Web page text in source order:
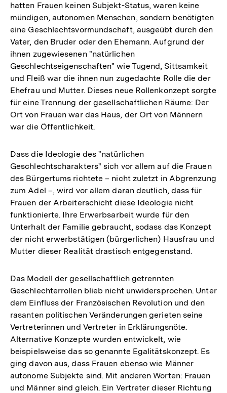
hatten Frauen keinen Subjekt-Status, waren keine
mündigen, autonomen Menschen, sondern benötigten
eine Geschlechtsvormundschaft, ausgeübt durch den
Vater, den Bruder oder den Ehemann. Aufgrund der
ihnen zugewiesenen "natürlichen
Geschlechtseigenschaften" wie Tugend, Sittsamkeit
und Fleiß war die ihnen nun zugedachte Rolle die der
Ehefrau und Mutter. Dieses neue Rollenkonzept sorgte
für eine Trennung der gesellschaftlichen Räume: Der
Ort von Frauen war das Haus, der Ort von Männern
war die Öffentlichkeit.
Dass die Ideologie des "natürlichen
Geschlechtscharakters" sich vor allem auf die Frauen
des Bürgertums richtete – nicht zuletzt in Abgrenzung
zum Adel –, wird vor allem daran deutlich, dass für
Frauen der Arbeiterschicht diese Ideologie nicht
funktionierte. Ihre Erwerbsarbeit wurde für den
Unterhalt der Familie gebraucht, sodass das Konzept
der nicht erwerbstätigen (bürgerlichen) Hausfrau und
Mutter dieser Realität drastisch entgegenstand.
Das Modell der gesellschaftlich getrennten
Geschlechterrollen blieb nicht unwidersprochen. Unter
dem Einfluss der Französischen Revolution und den
rasanten politischen Veränderungen gerieten seine
Vertreterinnen und Vertreter in Erklärungsnöte.
Alternative Konzepte wurden entwickelt, wie
beispielsweise das so genannte Egalitätskonzept. Es
ging davon aus, dass Frauen ebenso wie Männer
autonome Subjekte sind. Mit anderen Worten: Frauen
und Männer sind gleich. Ein Vertreter dieser Richtung